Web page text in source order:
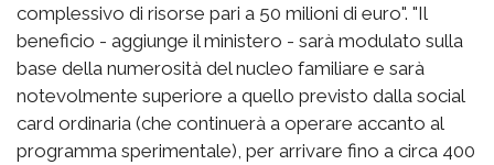
complessivo di risorse pari a 50 milioni di euro". "Il
beneficio - aggiunge il ministero - sarà modulato sulla
base della numerosità del nucleo familiare e sarà
notevolmente superiore a quello previsto dalla social
card ordinaria (che continuerà a operare accanto al
programma sperimentale), per arrivare fino a circa 400